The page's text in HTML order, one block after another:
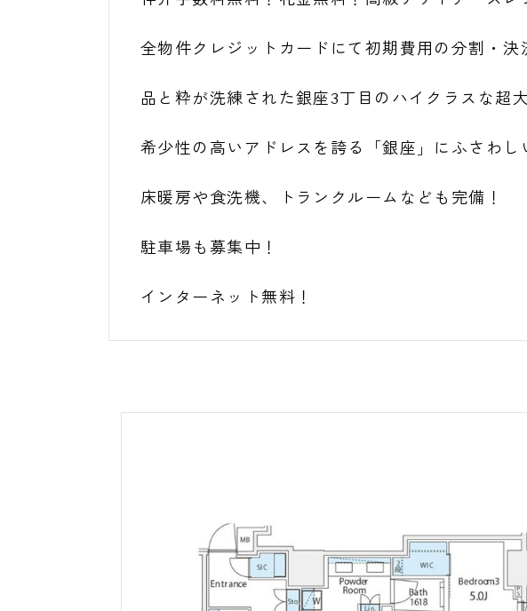
全物件クレジットカードにて初期費用の分割・
品と粋が洗練された銀座3丁目のハイクラスな超
希少性の高いアドレスを誇る「銀座」にふさわし
床暖房や食洗機、トランクルームなども完備！
駐車場も募集中！
インターネット無料！